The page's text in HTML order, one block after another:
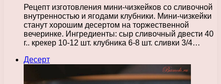
Рецепт изготовления мини-чизкейков со сливочной
внутренностью и ягодами клубники. Мини-чизкейки
станут хорошим десертом на торжественной
вечеринке. Ингредиенты: сыр сливочный двести 40
г.. крекер 10-12 шт. клубника 6-8 шт. сливки 3/4…
Десерт